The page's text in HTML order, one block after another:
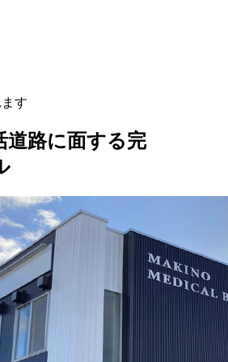
す
道路に面する完